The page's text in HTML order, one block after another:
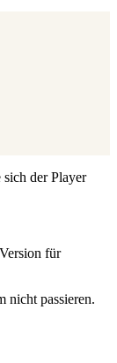
der Player
für
nicht passieren.